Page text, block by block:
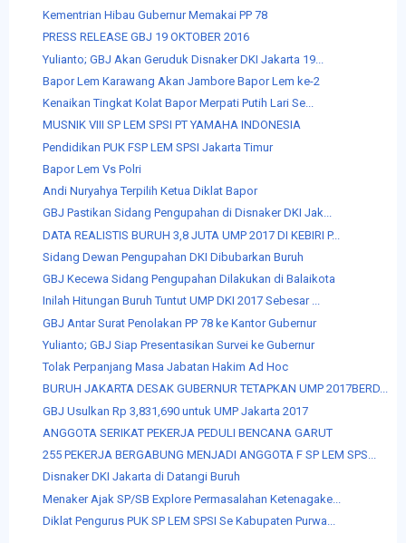
Kementrian Hibau Gubernur Memakai PP 78
PRESS RELEASE GBJ 19 OKTOBER 2016
Yulianto; GBJ Akan Geruduk Disnaker DKI Jakarta 19...
Bapor Lem Karawang Akan Jambore Bapor Lem ke-2
Kenaikan Tingkat Kolat Bapor Merpati Putih Lari Se...
MUSNIK VIII SP LEM SPSI PT YAMAHA INDONESIA
Pendidikan PUK FSP LEM SPSI Jakarta Timur
Bapor Lem Vs Polri
Andi Nuryahya Terpilih Ketua Diklat Bapor
GBJ Pastikan Sidang Pengupahan di Disnaker DKI Jak...
DATA REALISTIS BURUH 3,8 JUTA UMP 2017 DI KEBIRI P...
Sidang Dewan Pengupahan DKI Dibubarkan Buruh
GBJ Kecewa Sidang Pengupahan Dilakukan di Balaikota
Inilah Hitungan Buruh Tuntut UMP DKI 2017 Sebesar ...
GBJ Antar Surat Penolakan PP 78 ke Kantor Gubernur
Yulianto; GBJ Siap Presentasikan Survei ke Gubernur
Tolak Perpanjang Masa Jabatan Hakim Ad Hoc
BURUH JAKARTA DESAK GUBERNUR TETAPKAN UMP 2017BERD...
GBJ Usulkan Rp 3,831,690 untuk UMP Jakarta 2017
ANGGOTA SERIKAT PEKERJA PEDULI BENCANA GARUT
255 PEKERJA BERGABUNG MENJADI ANGGOTA F SP LEM SPS...
Disnaker DKI Jakarta di Datangi Buruh
Menaker Ajak SP/SB Explore Permasalahan Ketenagake...
Diklat Pengurus PUK SP LEM SPSI Se Kabupaten Purwa...